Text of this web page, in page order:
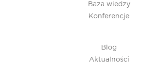
Baza wiedzy
Konferencje
Blog
Aktualności